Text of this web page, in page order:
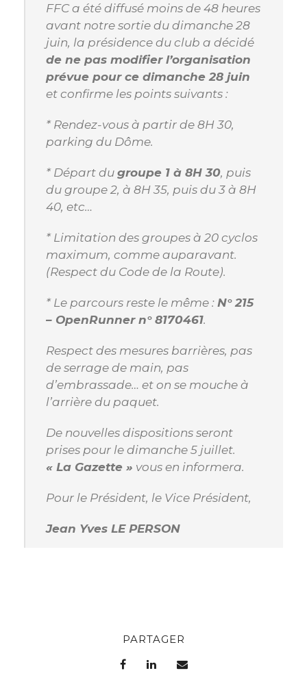
FFC a été diffusé moins de 48 heures
avant notre sortie du dimanche 28
juin, la présidence du club a décidé
de ne pas modifier l’organisation
prévue pour ce dimanche 28 juin
et confirme les points suivants :
* Rendez-vous à partir de 8H 30,
parking du Dôme.
* Départ du groupe 1 à 8H 30, puis
du groupe 2, à 8H 35, puis du 3 à 8H
40, etc…
* Limitation des groupes à 20 cyclos
maximum, comme auparavant.
(Respect du Code de la Route).
* Le parcours reste le même : N° 215
– OpenRunner n° 8170461.
Respect des mesures barrières, pas
de serrage de main, pas
d’embrassade… et on se mouche à
l’arrière du paquet.
De nouvelles dispositions seront
prises pour le dimanche 5 juillet.
« La Gazette » vous en informera.
Pour le Président, le Vice Président,
Jean Yves LE PERSON
PARTAGER